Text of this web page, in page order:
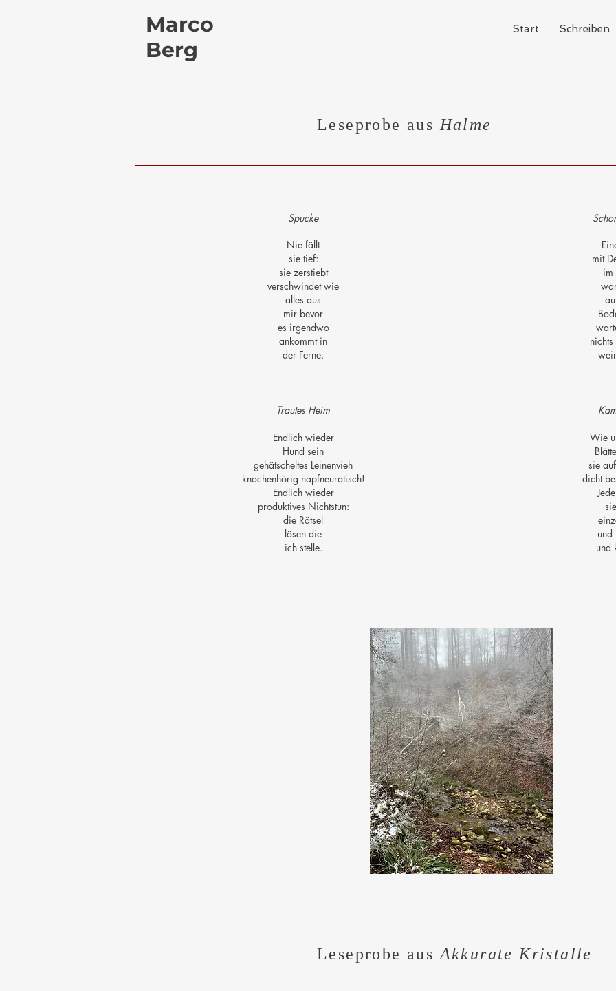
Marco
Berg
Start Schreiben
Leseprobe aus Halme
Spucke
Nie fällt
sie tief:
sie zerstiebt
verschwindet wie
alles aus
mir bevor
es irgendwo
ankommt in
der Ferne.
Trautes Heim
Endlich wieder
Hund sein
gehätscheltes Leinenvieh
knochenhörig napfneurotisch!
Endlich wieder
produktives Nichtstun:
die Rätsel
lösen die
ich stelle.
mit
im
Wie
sie
dicht
und
und
Leseprobe aus Akkurate Kristalle